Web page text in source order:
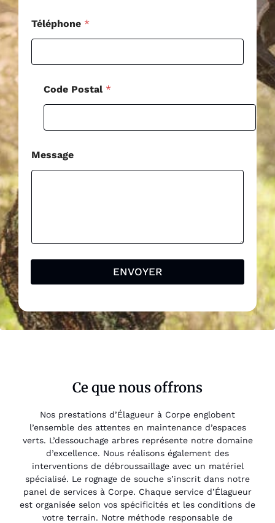
Téléphone *
l
C
o
e
Code Postal *
Message
ENVOYER
Ce que nous offrons
Nos prestations d’Élagueur à Corpe englobent
l’ensemble des attentes en maintenance d’espaces
verts. L’dessouchage arbres représente notre domaine
d’excellence. Nous réalisons également des
interventions de débroussaillage avec un matériel
spécialisé. Le rognage de souche s’inscrit dans notre
panel de services à Corpe. Chaque service d’Élagueur
est organisée selon vos spécificités et les conditions de
votre terrain. Notre méthode responsable de